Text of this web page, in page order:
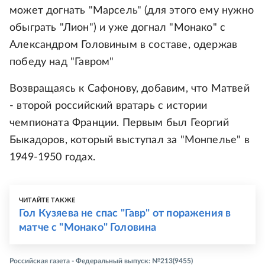
может догнать "Марсель" (для этого ему нужно
обыграть "Лион") и уже догнал "Монако" с
Александром Головиным в составе, одержав
победу над "Гавром"
Возвращаясь к Сафонову, добавим, что Матвей
- второй российский вратарь с истории
чемпионата Франции. Первым был Георгий
Быкадоров, который выступал за "Монпелье" в
1949-1950 годах.
ЧИТАЙТЕ ТАКЖЕ
Гол Кузяева не спас "Гавр" от поражения в
матче с "Монако" Головина
Российская газета - Федеральный выпуск: №213(9455)